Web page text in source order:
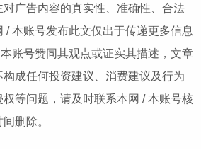
广告内容的真实性、准确性、合法
/ 本账号发布此文仅出于传递更多信息
账号赞同其观点或证实其描述，文章
成任何投资建议、消费建议及行为
等问题，请及时联系本网 / 本账号核
删除。